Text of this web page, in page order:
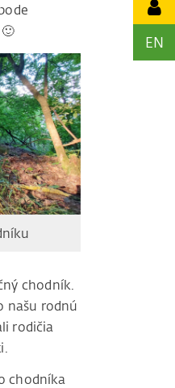
EN
chodník.
našu rodnú
rodičia
chodníka